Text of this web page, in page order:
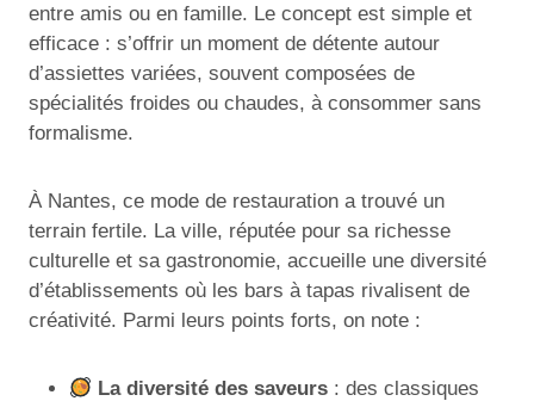
entre amis ou en famille. Le concept est simple et
efficace : s’offrir un moment de détente autour
d’assiettes variées, souvent composées de
spécialités froides ou chaudes, à consommer sans
formalisme.
À Nantes, ce mode de restauration a trouvé un
terrain fertile. La ville, réputée pour sa richesse
culturelle et sa gastronomie, accueille une diversité
d’établissements où les bars à tapas rivalisent de
créativité. Parmi leurs points forts, on note :
La diversité des saveurs : des classiques